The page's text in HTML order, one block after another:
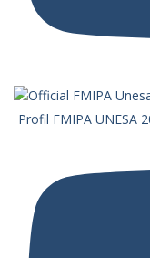
Profil FMIPA UNESA